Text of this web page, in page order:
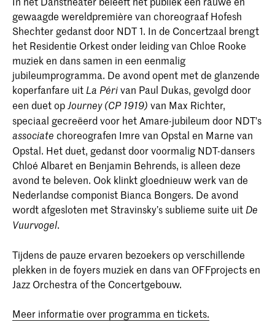
gewaagde wereldpremière van choreograaf Hofesh
Shechter gedanst door NDT 1. In de Concertzaal brengt
het Residentie Orkest onder leiding van Chloe Rooke
muziek en dans samen in een eenmalig
jubileumprogramma. De avond opent met de glanzende
koperfanfare uit La Périvan Paul Dukas, gevolgd door
een duet opJourney (CP 1919) van Max Richter,
speciaal gecreëerd voor het Amare-jubileum door NDT's
associate choreografen Imre van Opstal en Marne van
Opstal. Het duet, gedanst door voormalig NDT-dansers
Chloé Albaret en Benjamin Behrends, is alleen deze
avond te beleven. Ook klinkt gloednieuw werk van de
Nederlandse componist Bianca Bongers. De avond
wordt afgesloten met Stravinsky’s sublieme suite uit De
Vuurvogel.
Tijdens de pauze ervaren bezoekers op verschillende
plekken in de foyers muziek en dans van OFFprojects en
Jazz Orchestra of the Concertgebouw.
Meer informatie over programma en tickets.